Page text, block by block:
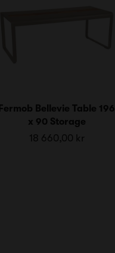
Fermob Bellevie Table 196
x 90 Storage
18 660,00 kr